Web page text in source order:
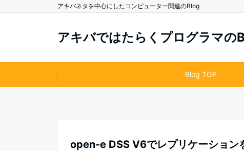
アキバネタを中心にしたコンピューター関連のBlog
アキバではたらくプログラマの
Blog TOP
open-e DSS V6でレプリケーション